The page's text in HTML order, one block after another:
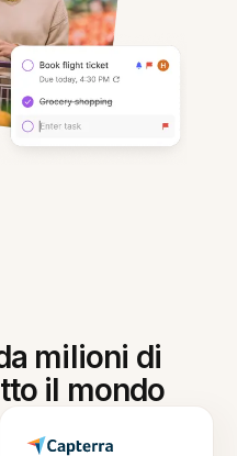
milioni di
il mondo